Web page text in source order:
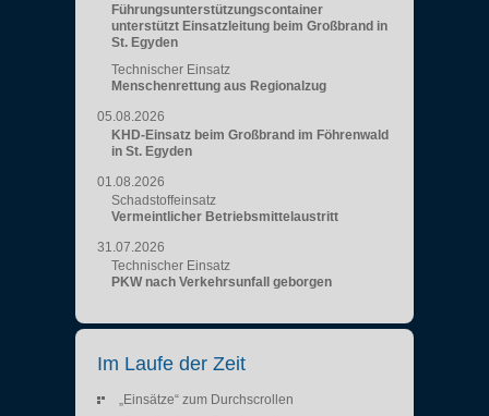
Führungsunterstützungscontainer
unterstützt Einsatzleitung beim Großbrand in
St. Egyden
Technischer Einsatz
Menschenrettung aus Regionalzug
05.08.2026
KHD-Einsatz beim Großbrand im Föhrenwald
in St. Egyden
01.08.2026
Schadstoffeinsatz
Vermeintlicher Betriebsmittelaustritt
31.07.2026
Technischer Einsatz
PKW nach Verkehrsunfall geborgen
Im Laufe der Zeit
„Einsätze“ zum Durchscrollen